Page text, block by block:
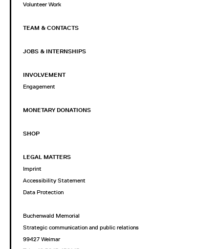
Volunteer Work
TEAM & CONTACTS
JOBS & INTERNSHIPS
INVOLVEMENT
Engagement
MONETARY DONATIONS
SHOP
LEGAL MATTERS
Imprint
Accessibility Statement
Data Protection
Buchenwald Memorial
Strategic communication and public relations
99427 Weimar